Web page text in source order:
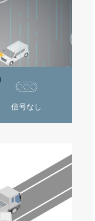
信号なし